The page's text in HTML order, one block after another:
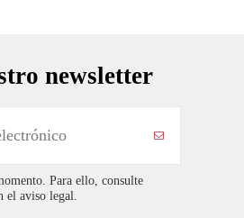
newsletter
Para ello, consulte
el aviso legal.